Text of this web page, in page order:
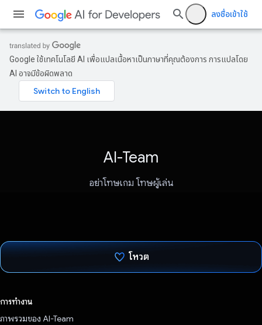
ลงชื่อเข้าใช้
Google ใช้เทคโนโลยี AI เพื่อแปลเนื้อหาเป็นภาษาที่คุณต้องการ การแปลโดย
AI อาจมีข้อผิดพลาด
AI-Team
อย่าโทษเกม โทษผู้เล่น
โหวต
การทำงาน
ภาพรวมของ AI-Team